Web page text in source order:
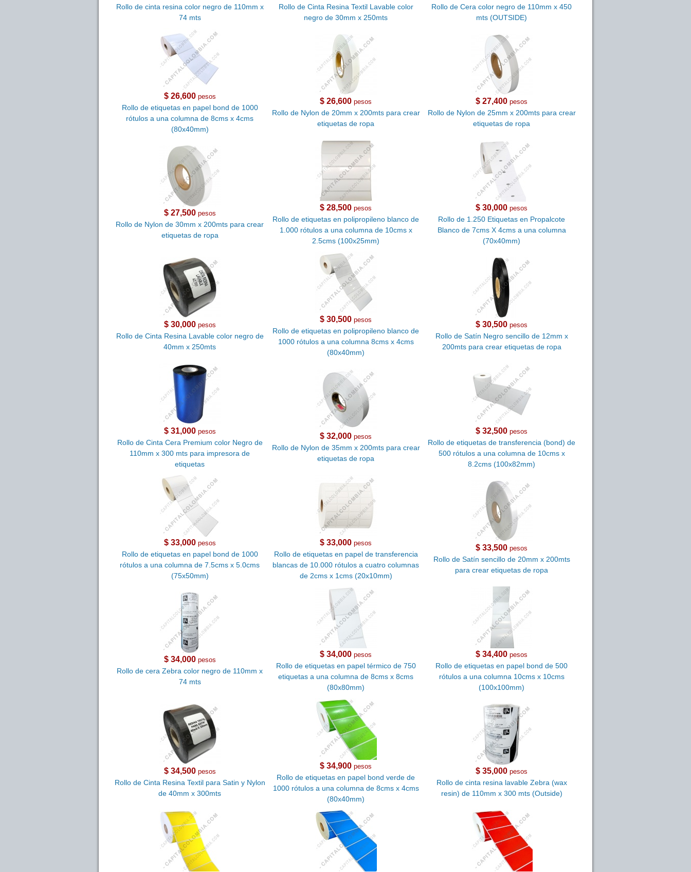
Rollo de cinta resina color negro de 110mm x
74 mts
Rollo de Cinta Resina Textil Lavable color
negro de 30mm x 250mts
Rollo de Cera color negro de 110mm x 450
mts (OUTSIDE)
$ 26,600pesos
Rollo de etiquetas en papel bond de 1000
rótulos a una columna de 8cms x 4cms
(80x40mm)
$ 26,600 pesos
Rollo de Nylon de 20mm x 200mts para crear
etiquetas de ropa
$ 27,400 pesos
Rollo de Nylon de 25mm x 200mts para crear
etiquetas de ropa
$ 27,500pesos
Rollo de Nylon de 30mm x 200mts para crear
etiquetas de ropa
$ 28,500 pesos
Rollo de etiquetas en polipropileno blanco de
1.000 rótulos a una columna de 10cms x
2.5cms (100x25mm)
$ 30,000 pesos
Rollo de 1.250 Etiquetas en Propalcote
Blanco de 7cms X 4cms a una columna
(70x40mm)
$ 30,000pesos
Rollo de Cinta Resina Lavable color negro de
40mm x 250mts
$ 30,500 pesos
Rollo de etiquetas en polipropileno blanco de
1000 rótulos a una columna 8cms x 4cms
(80x40mm)
$ 30,500 pesos
Rollo de Satín Negro sencillo de 12mm x
200mts para crear etiquetas de ropa
$ 31,000pesos
Rollo de Cinta Cera Premium color Negro de
110mm x 300 mts para impresora de
etiquetas
$ 32,000 pesos
Rollo de Nylon de 35mm x 200mts para crear
etiquetas de ropa
$ 32,500 pesos
Rollo de etiquetas de transferencia (bond) de
500 rótulos a una columna de 10cms x
8.2cms (100x82mm)
$ 33,000pesos
Rollo de etiquetas en papel bond de 1000
rótulos a una columna de 7.5cms x 5.0cms
(75x50mm)
$ 33,000 pesos
Rollo de etiquetas en papel de transferencia
blancas de 10.000 rótulos a cuatro columnas
de 2cms x 1cms (20x10mm)
$ 33,500 pesos
Rollo de Satín sencillo de 20mm x 200mts
para crear etiquetas de ropa
$ 34,000pesos
Rollo de cera Zebra color negro de 110mm x
74 mts
$ 34,000 pesos
Rollo de etiquetas en papel térmico de 750
etiquetas a una columna de 8cms x 8cms
(80x80mm)
$ 34,400 pesos
Rollo de etiquetas en papel bond de 500
rótulos a una columna 10cms x 10cms
(100x100mm)
$ 34,500pesos
Rollo de Cinta Resina Textil para Satin y Nylon
de 40mm x 300mts
$ 34,900 pesos
Rollo de etiquetas en papel bond verde de
1000 rótulos a una columna de 8cms x 4cms
(80x40mm)
$ 35,000 pesos
Rollo de cinta resina lavable Zebra (wax
resin) de 110mm x 300 mts (Outside)